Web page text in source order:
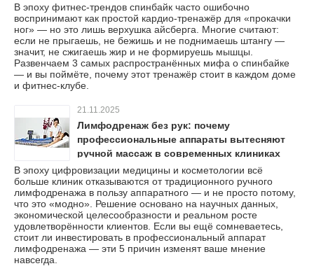
В эпоху фитнес-трендов спинбайк часто ошибочно
воспринимают как простой кардио-тренажёр для «прокачки
ног» — но это лишь верхушка айсберга. Многие считают:
если не прыгаешь, не бежишь и не поднимаешь штангу —
значит, не сжигаешь жир и не формируешь мышцы.
Развенчаем 3 самых распространённых мифа о спинбайке
— и вы поймёте, почему этот тренажёр стоит в каждом доме
и фитнес-клубе.
21.11.2025
Лимфодренаж без рук: почему
профессиональные аппараты вытесняют
ручной массаж в современных клиниках
В эпоху цифровизации медицины и косметологии всё
больше клиник отказываются от традиционного ручного
лимфодренажа в пользу аппаратного — и не просто потому,
что это «модно». Решение основано на научных данных,
экономической целесообразности и реальном росте
удовлетворённости клиентов. Если вы ещё сомневаетесь,
стоит ли инвестировать в профессиональный аппарат
лимфодренажа — эти 5 причин изменят ваше мнение
навсегда.